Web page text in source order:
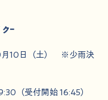
クｰ
10日（土）　※少雨決
（受付開始 16:45）